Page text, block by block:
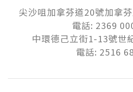
尖沙咀加拿芬道20號加拿
電話: 2369
中環德己立街1-13號世
電話: 2516